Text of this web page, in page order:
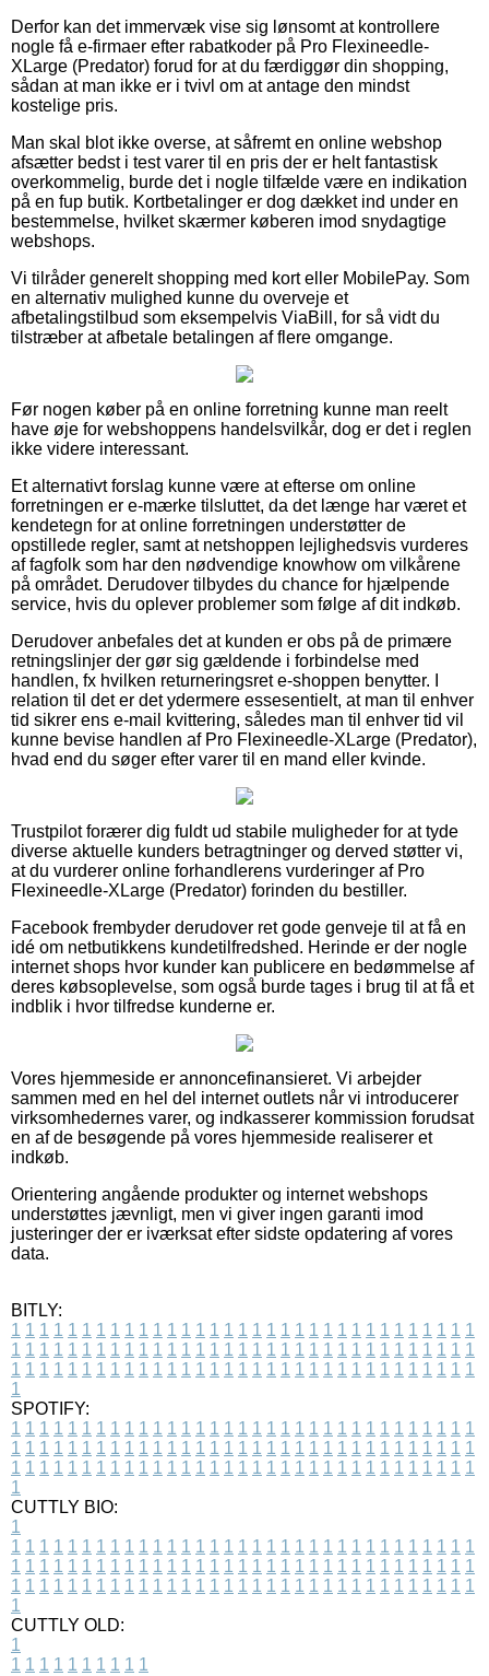
Derfor kan det immervæk vise sig lønsomt at kontrollere
nogle få e-firmaer efter rabatkoder på Pro Flexineedle-
XLarge (Predator) forud for at du færdiggør din shopping,
sådan at man ikke er i tvivl om at antage den mindst
kostelige pris.
Man skal blot ikke overse, at såfremt en online webshop
afsætter bedst i test varer til en pris der er helt fantastisk
overkommelig, burde det i nogle tilfælde være en indikation
på en fup butik. Kortbetalinger er dog dækket ind under en
bestemmelse, hvilket skærmer køberen imod snydagtige
webshops.
Vi tilråder generelt shopping med kort eller MobilePay. Som
en alternativ mulighed kunne du overveje et
afbetalingstilbud som eksempelvis ViaBill, for så vidt du
tilstræber at afbetale betalingen af flere omgange.
Før nogen køber på en online forretning kunne man reelt
have øje for webshoppens handelsvilkår, dog er det i reglen
ikke videre interessant.
Et alternativt forslag kunne være at efterse om online
forretningen er e-mærke tilsluttet, da det længe har været et
kendetegn for at online forretningen understøtter de
opstillede regler, samt at netshoppen lejlighedsvis vurderes
af fagfolk som har den nødvendige knowhow om vilkårene
på området. Derudover tilbydes du chance for hjælpende
service, hvis du oplever problemer som følge af dit indkøb.
Derudover anbefales det at kunden er obs på de primære
retningslinjer der gør sig gældende i forbindelse med
handlen, fx hvilken returneringsret e-shoppen benytter. I
relation til det er det ydermere essesentielt, at man til enhver
tid sikrer ens e-mail kvittering, således man til enhver tid vil
kunne bevise handlen af Pro Flexineedle-XLarge (Predator),
hvad end du søger efter varer til en mand eller kvinde.
Trustpilot forærer dig fuldt ud stabile muligheder for at tyde
diverse aktuelle kunders betragtninger og derved støtter vi,
at du vurderer online forhandlerens vurderinger af Pro
Flexineedle-XLarge (Predator) forinden du bestiller.
Facebook frembyder derudover ret gode genveje til at få en
idé om netbutikkens kundetilfredshed. Herinde er der nogle
internet shops hvor kunder kan publicere en bedømmelse af
deres købsoplevelse, som også burde tages i brug til at få et
indblik i hvor tilfredse kunderne er.
Vores hjemmeside er annoncefinansieret. Vi arbejder
sammen med en hel del internet outlets når vi introducerer
virksomhedernes varer, og indkasserer kommission forudsat
en af de besøgende på vores hjemmeside realiserer et
indkøb.
Orientering angående produkter og internet webshops
understøttes jævnligt, men vi giver ingen garanti imod
justeringer der er iværksat efter sidste opdatering af vores
data.
BITLY:
1 1 1 1 1 1 1 1 1 1 1 1 1 1 1 1 1 1 1 1 1 1 1 1 1 1 1 1 1 1 1 1 1
1 1 1 1 1 1 1 1 1 1 1 1 1 1 1 1 1 1 1 1 1 1 1 1 1 1 1 1 1 1 1 1 1
1 1 1 1 1 1 1 1 1 1 1 1 1 1 1 1 1 1 1 1 1 1 1 1 1 1 1 1 1 1 1 1 1
1
SPOTIFY:
1 1 1 1 1 1 1 1 1 1 1 1 1 1 1 1 1 1 1 1 1 1 1 1 1 1 1 1 1 1 1 1 1
1 1 1 1 1 1 1 1 1 1 1 1 1 1 1 1 1 1 1 1 1 1 1 1 1 1 1 1 1 1 1 1 1
1 1 1 1 1 1 1 1 1 1 1 1 1 1 1 1 1 1 1 1 1 1 1 1 1 1 1 1 1 1 1 1 1
1
CUTTLY BIO:
1
1 1 1 1 1 1 1 1 1 1 1 1 1 1 1 1 1 1 1 1 1 1 1 1 1 1 1 1 1 1 1 1 1
1 1 1 1 1 1 1 1 1 1 1 1 1 1 1 1 1 1 1 1 1 1 1 1 1 1 1 1 1 1 1 1 1
1 1 1 1 1 1 1 1 1 1 1 1 1 1 1 1 1 1 1 1 1 1 1 1 1 1 1 1 1 1 1 1 1
1
CUTTLY OLD:
1
1 1 1 1 1 1 1 1 1 1